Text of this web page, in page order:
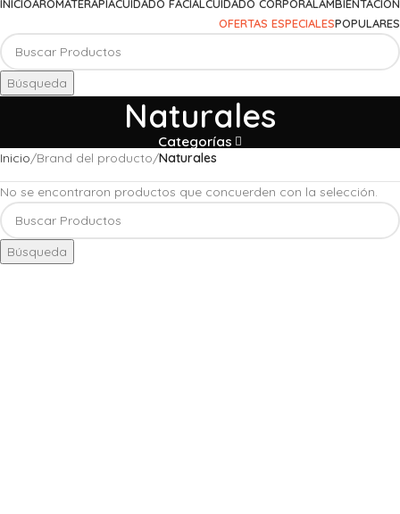
INICIOAROMATERAPIACUIDADO FACIALCUIDADO CORPORALAMBIENTACIÓN
OFERTAS ESPECIALESPOPULARES
Búsqueda
Naturales
Categorías
Inicio Brand del producto Naturales
No se encontraron productos que concuerden con la selección.
Búsqueda